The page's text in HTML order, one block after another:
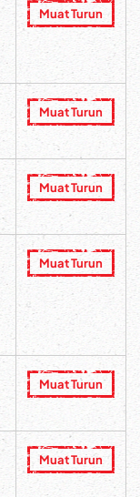
Muat Turun
Muat Turun
Muat Turun
Muat Turun
Muat Turun
Muat Turun